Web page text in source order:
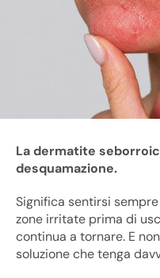
La dermatite
desquamazione.
Significa sentirsi
zone irritate prima di
continua a tornare. E
soluzione che tenga